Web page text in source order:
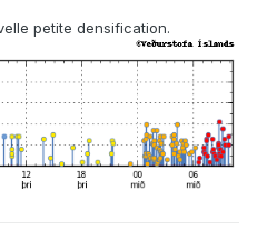
petite densification.